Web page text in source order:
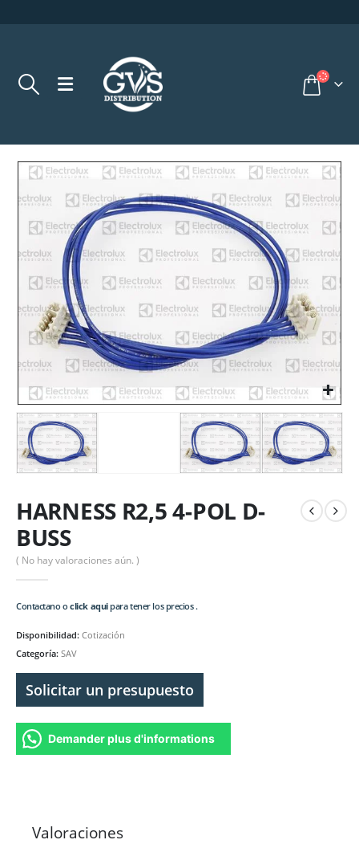
HARNESS R2,5 4-POL D-
BUSS
( No hay valoraciones aún. )
Contactano oclick aquipara tener los precios .
Disponibilidad: Cotización
Categoría: SAV
Solicitar un presupuesto
Demander plus d'informations
Valoraciones